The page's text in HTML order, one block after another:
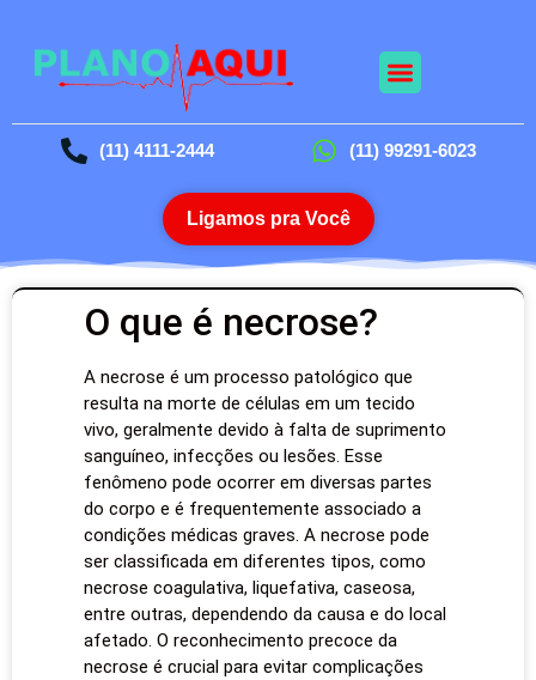
(11) 4111-2444 (11) 99291-6023
Ligamos pra Você
O que é necrose?
A necrose é um processo patológico que
resulta na morte de células em um tecido
vivo, geralmente devido à falta de suprimento
sanguíneo, infecções ou lesões. Esse
fenômeno pode ocorrer em diversas partes
do corpo e é frequentemente associado a
condições médicas graves. A necrose pode
ser classificada em diferentes tipos, como
necrose coagulativa, liquefativa, caseosa,
entre outras, dependendo da causa e do local
afetado. O reconhecimento precoce da
necrose é crucial para evitar complicações